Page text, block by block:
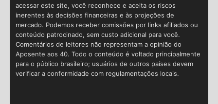
acessar este site, você reconhece e aceita os riscos
inerentes às decisões financeiras e às projeções de
mercado. Podemos receber comissões por links afiliados ou
conteúdo patrocinado, sem custo adicional para você.
Comentários de leitores não representam a opinião do
Aposente aos 40. Todo o conteúdo é voltado principalmente
para o público brasileiro; usuários de outros países devem
verificar a conformidade com regulamentações locais.